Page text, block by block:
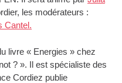
les modérateurs :
Cantel.
livre « Energies » chez
? ». Il est spécialiste des
Cordiez publie